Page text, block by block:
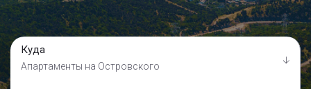
Куда
Апартаменты на Островского